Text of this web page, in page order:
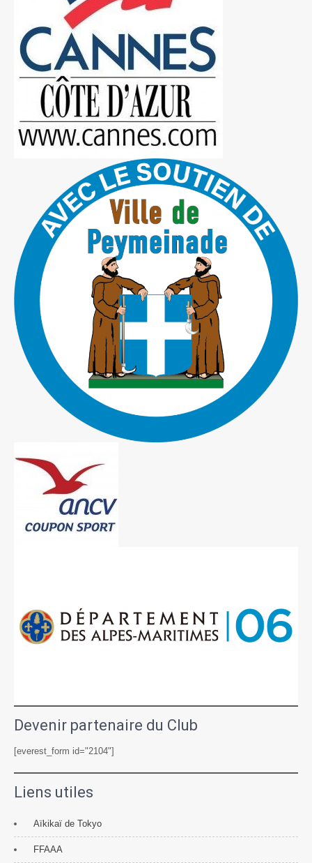
Devenir partenaire du Club
[everest_form id="2104"]
Liens utiles
Aïkikaï de Tokyo
FFAAA